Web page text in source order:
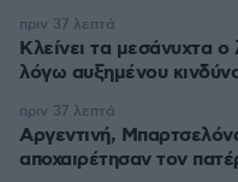
Κλείνει τα μεσάνυχτα
λόγω αυξημένου
πριν 37 λεπτά
Αργεντινή,
αποχαιρέτησαν τον
πριν 37 λεπτά